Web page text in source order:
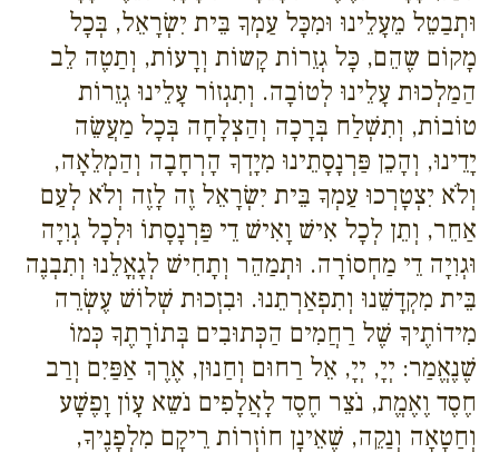
וּתְבַטֵל מֵעָלֵינוּ וּמִכָּל עַמְךָ בֵּית יִשְׂרָאֵל, בְּכָל
מָקוֹם שֶהֵם, כָּל גְזֵרוֹת קָשוֹת וְרָעוֹת, וְתַטֶה לֵב
הַמַלְכוּת עָלֵינוּ לְטוֹבָה. וְתִגְזוֹר עָלֵינוּ גְזֵרוֹת
טוֹבוֹת, וְתִשְׁלַח בְּרָכָה וְהַצְלָחָה בְּכָל מַעֲשֵׂה
יָדֵינוּ, וְהָכֵן פַּרְנָסָתֵינוּ מִיָדְךָ הָרְחָבָה וְהַמְלֵאָה,
וְלֹא יִצְטָרְכוּ עַמְךָ בֵּית יִשְׂרָאֵל זֶה לָזֶה וְלֹא לְעַם
אַחֵר, וְתֵן לְכָל אִישׁ וָאִישׁ דֵי פַּרְנָסָתוֹ וּלְכָל גְוִיָה
וּגְוִיָה דֵי מַחְסוֹרָה. וּתְמַהֵר וְתָחִישׁ לְגָאֳלֵנוּ וְתִבְנֶה
בֵּית מִקְדָשֵׁנוּ וְתִפְאַרְתֵנוּ. וּבִזְכוּת שְׁלוֹשׁ עֶשְׂרֵה
מִידוֹתֶיךָ שֶׁל רַחֲמִים הַכְּתוּבִים בְּתוֹרָתֶךָ כְּמוֹ
שֶׁנֶאֱמַר: יְיָ, יְיָ, אֵל רַחוּם וְחַנוּן, אֶרֶךְ אַפַּיִם וְרַב
חֶסֶד וֶאֶמֱת, נֹצֵר חֶסֶד לָאֲלָפִים נֹשֵא עָוֹן וָפֶשָׁע
וְחַטָאָה וְנַקֵה, שֶׁאֵינָן חוֹזְרוֹת רֵיקָם מִלְפָנֶיךָ,